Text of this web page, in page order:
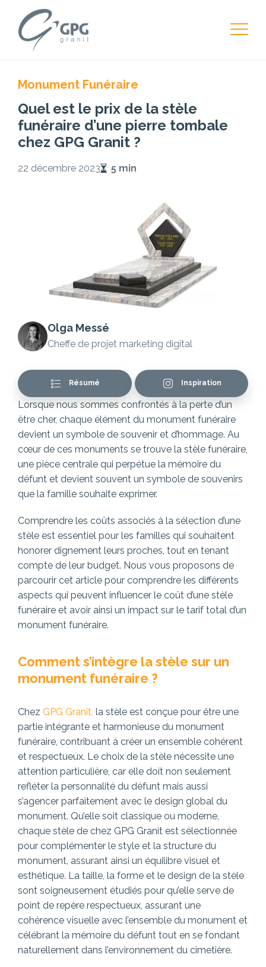
Monument Funéraire
Quel est le prix de la stèle
funéraire d’une pierre tombale
chez GPG Granit ?
22 décembre 2023 5 min
Lorsque nous sommes confrontés à la perte d’un
être cher, chaque élément du monument funéraire
devient un symbole de souvenir et d’hommage. Au
cœur de ces monuments se trouve la stèle funéraire,
une pièce centrale qui perpétue la mémoire du
défunt et devient souvent un symbole de souvenirs
que la famille souhaite exprimer.
Comprendre les coûts associés à la sélection d’une
stèle est essentiel pour les familles qui souhaitent
honorer dignement leurs proches, tout en tenant
compte de leur budget. Nous vous proposons de
parcourir cet article pour comprendre les différents
aspects qui peuvent influencer le coût d’une stèle
funéraire et avoir ainsi un impact sur le tarif total d’un
monument funéraire.
Comment s’intègre la stèle sur un
monument funéraire ?
Chez GPG Granit, la stèle est conçue pour être une
partie intégrante et harmonieuse du monument
funéraire, contribuant à créer un ensemble cohérent
et respectueux. Le choix de la stèle nécessite une
attention particulière, car elle doit non seulement
refléter la personnalité du défunt mais aussi
s’agencer parfaitement avec le design global du
monument. Qu’elle soit classique ou moderne,
chaque stèle de chez GPG Granit est sélectionnée
pour complémenter le style et la structure du
monument, assurant ainsi un équilibre visuel et
esthétique. La taille, la forme et le design de la stèle
sont soigneusement étudiés pour qu’elle serve de
point de repère respectueux, assurant une
cohérence visuelle avec l’ensemble du monument et
célébrant la mémoire du défunt tout en se fondant
naturellement dans l’environnement du cimetière.
Olga Messé
Cheffe de projet marketing digital
Résumé Inspiration